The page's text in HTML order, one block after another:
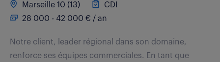
Marseille 10 (13)
CDI
28 000 - 42 000 € / an
Notre client, leader régional dans son domaine,
renforce ses équipes commerciales. En tant que